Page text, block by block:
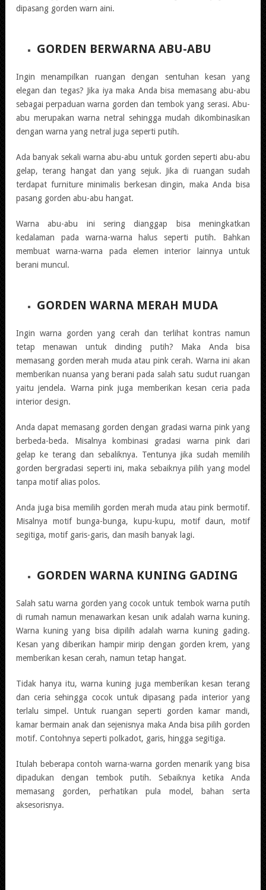
dipasang gorden warn aini.
GORDEN BERWARNA ABU-ABU
Ingin menampilkan ruangan dengan sentuhan kesan yang
elegan dan tegas? Jika iya maka Anda bisa memasang abu-abu
sebagai perpaduan warna gorden dan tembok yang serasi. Abu-
abu merupakan warna netral sehingga mudah dikombinasikan
dengan warna yang netral juga seperti putih.
Ada banyak sekali warna abu-abu untuk gorden seperti abu-abu
gelap, terang hangat dan yang sejuk. Jika di ruangan sudah
terdapat furniture minimalis berkesan dingin, maka Anda bisa
pasang gorden abu-abu hangat.
Warna abu-abu ini sering dianggap bisa meningkatkan
kedalaman pada warna-warna halus seperti putih. Bahkan
membuat warna-warna pada elemen interior lainnya untuk
berani muncul.
GORDEN WARNA MERAH MUDA
Ingin warna gorden yang cerah dan terlihat kontras namun
tetap menawan untuk dinding putih? Maka Anda bisa
memasang gorden merah muda atau pink cerah. Warna ini akan
memberikan nuansa yang berani pada salah satu sudut ruangan
yaitu jendela. Warna pink juga memberikan kesan ceria pada
interior design.
Anda dapat memasang gorden dengan gradasi warna pink yang
berbeda-beda. Misalnya kombinasi gradasi warna pink dari
gelap ke terang dan sebaliknya. Tentunya jika sudah memilih
gorden bergradasi seperti ini, maka sebaiknya pilih yang model
tanpa motif alias polos.
Anda juga bisa memilih gorden merah muda atau pink bermotif.
Misalnya motif bunga-bunga, kupu-kupu, motif daun, motif
segitiga, motif garis-garis, dan masih banyak lagi.
GORDEN WARNA KUNING GADING
Salah satu warna gorden yang cocok untuk tembok warna putih
di rumah namun menawarkan kesan unik adalah warna kuning.
Warna kuning yang bisa dipilih adalah warna kuning gading.
Kesan yang diberikan hampir mirip dengan gorden krem, yang
memberikan kesan cerah, namun tetap hangat.
Tidak hanya itu, warna kuning juga memberikan kesan terang
dan ceria sehingga cocok untuk dipasang pada interior yang
terlalu simpel. Untuk ruangan seperti gorden kamar mandi,
kamar bermain anak dan sejenisnya maka Anda bisa pilih gorden
motif. Contohnya seperti polkadot, garis, hingga segitiga.
Itulah beberapa contoh warna-warna gorden menarik yang bisa
dipadukan dengan tembok putih. Sebaiknya ketika Anda
memasang gorden, perhatikan pula model, bahan serta
aksesorisnya.